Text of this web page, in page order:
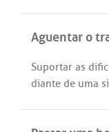
Aguentar o
Suportar as
diante de uma